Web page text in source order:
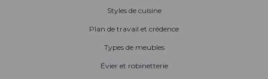
Styles de cuisine
Plan de travail et crédence
Types de meubles
Évier et robinetterie